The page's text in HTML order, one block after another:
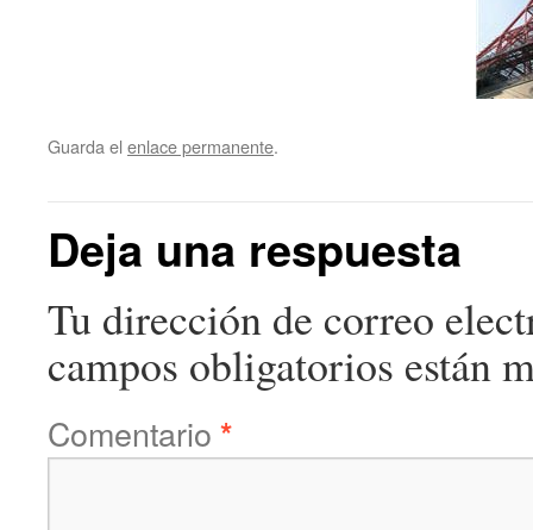
Guarda el enlace permanente.
Deja una respuesta
Tu dirección de correo
campos obligatorios están
Comentario *